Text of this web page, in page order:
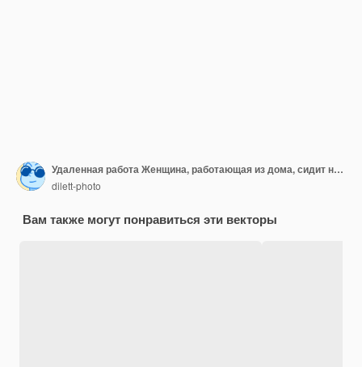
Удаленная работа Женщина, работающая из дома, сидит на диване, студентка или фрилансер
dilett-photo
Вам также могут понравиться эти векторы